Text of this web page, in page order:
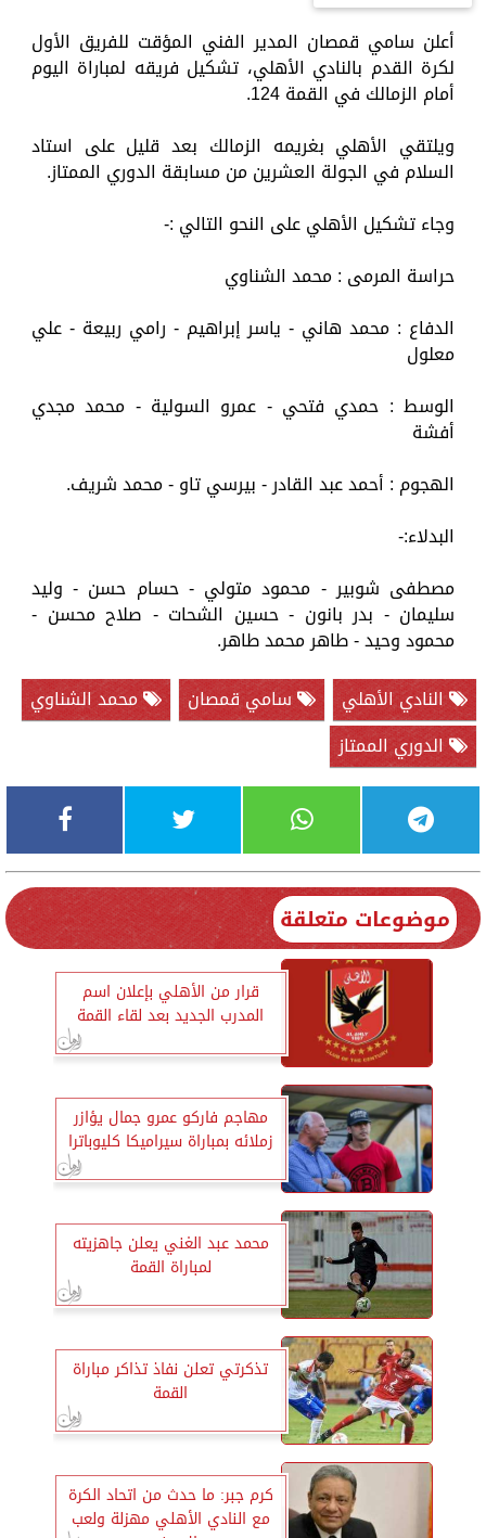
أعلن سامي قمصان المدير الفني المؤقت للفريق الأول
لكرة القدم بالنادي الأهلي، تشكيل فريقه لمباراة اليوم
أمام الزمالك في القمة 124.
ويلتقي الأهلي بغريمه الزمالك بعد قليل على استاد
السلام في الجولة العشرين من مسابقة الدوري الممتاز.
وجاء تشكيل الأهلي على النحو التالي :-
حراسة المرمى : محمد الشناوي
الدفاع : محمد هاني - ياسر إبراهيم - رامي ربيعة - علي
معلول
الوسط : حمدي فتحي - عمرو السولية - محمد مجدي
أفشة
الهجوم : أحمد عبد القادر - بيرسي تاو - محمد شريف.
البدلاء:-
مصطفى شوبير - محمود متولي - حسام حسن - وليد
سليمان - بدر بانون - حسين الشحات - صلاح محسن -
محمود وحيد - طاهر محمد طاهر.
النادي الأهلي
سامي قمصان
محمد الشناوي
الدوري الممتاز
موضوعات متعلقة
قرار من الأهلي بإعلان اسم
المدرب الجديد بعد لقاء القمة
مهاجم فاركو عمرو جمال يؤازر
زملائه بمباراة سيراميكا كليوباترا
محمد عبد الغني يعلن جاهزيته
لمباراة القمة
تذكرتي تعلن نفاذ تذاكر مباراة
القمة
كرم جبر: ما حدث من اتحاد الكرة
مع النادي الأهلي مهزلة ولعب